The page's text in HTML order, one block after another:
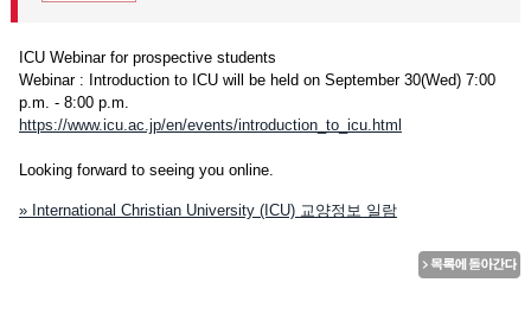
ICU Webinar for prospective students
Webinar : Introduction to ICU will be held on September 30(Wed) 7:00
p.m. - 8:00 p.m.
https://www.icu.ac.jp/en/events/introduction_to_icu.html
Looking forward to seeing you online.
» International Christian University (ICU) 교양정보 일람